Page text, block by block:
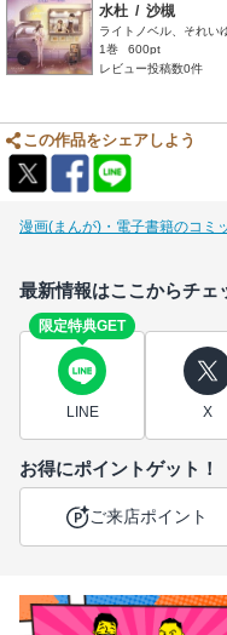
水杜 / 沙槻
ライトノベル、それい
1巻
600pt
レビュー投稿数0件
この作品をシェアしよう
漫画(まんが)・電子書籍のコミ
最新情報はここからチェ
限定特典GET
LINE X
お得にポイントゲット！
ご来店ポイント